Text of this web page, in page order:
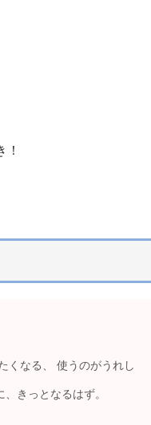
くなる、 使うのがうれし
きっとなるはず。